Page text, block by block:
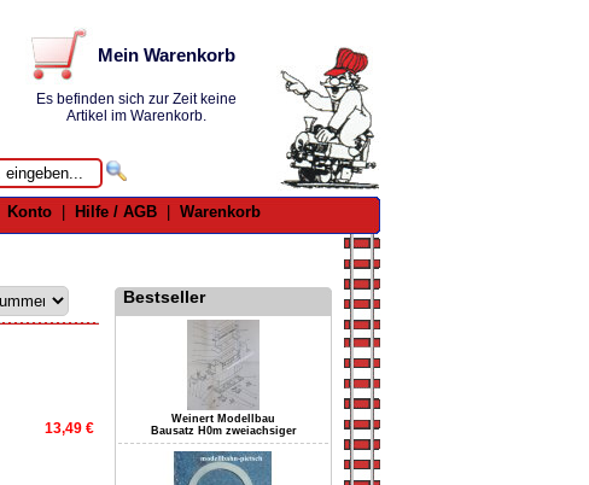
Mein Warenkorb
Es befinden sich zur Zeit keine
Artikel im Warenkorb.
Konto Hilfe / AGB Warenkorb
13,49 €
Bestseller
Weinert Modellbau
Bausatz H0m zweiachsiger